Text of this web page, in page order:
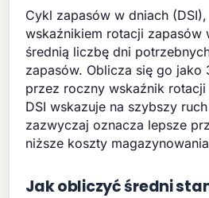
Cykl zapasów w dniach
wskaźnikiem rotacji zapasów
średnią liczbę dni
zapasów. Oblicza się go jako
przez roczny wskaźnik
DSI wskazuje na szybszy
zazwyczaj oznacza lepsze
niższe koszty
Jak obliczyć średni